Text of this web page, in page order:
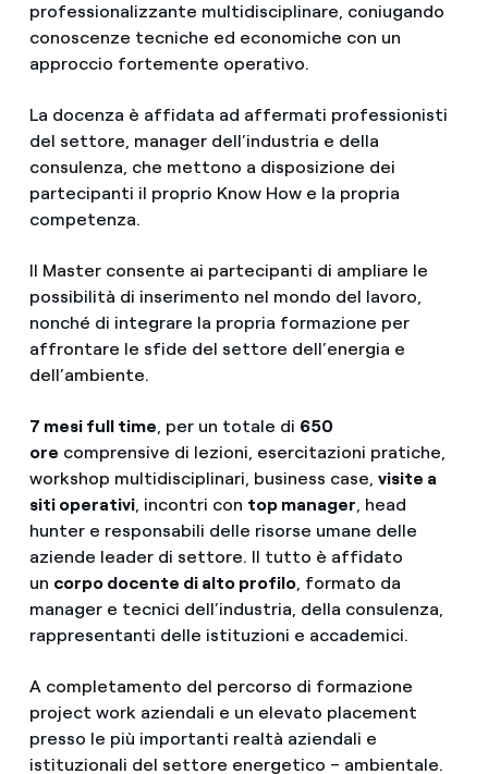
professionalizzante multidisciplinare, coniugando
conoscenze tecniche ed economiche con un
approccio fortemente operativo.
La docenza è affidata ad affermati professionisti
del settore, manager dell’industria e della
consulenza, che mettono a disposizione dei
partecipanti il proprio Know How e la propria
competenza.
Il Master consente ai partecipanti di ampliare le
possibilità di inserimento nel mondo del lavoro,
nonché di integrare la propria formazione per
affrontare le sfide del settore dell’energia e
dell’ambiente.
7 mesi full time, per un totale di 650
ore comprensive di lezioni, esercitazioni pratiche,
workshop multidisciplinari, business case, visite a
siti operativi, incontri con top manager, head
hunter e responsabili delle risorse umane delle
aziende leader di settore. Il tutto è affidato
un corpo docente di alto profilo, formato da
manager e tecnici dell’industria, della consulenza,
rappresentanti delle istituzioni e accademici.
A completamento del percorso di formazione
project work aziendali e un elevato placement
presso le più importanti realtà aziendali e
istituzionali del settore energetico – ambientale.